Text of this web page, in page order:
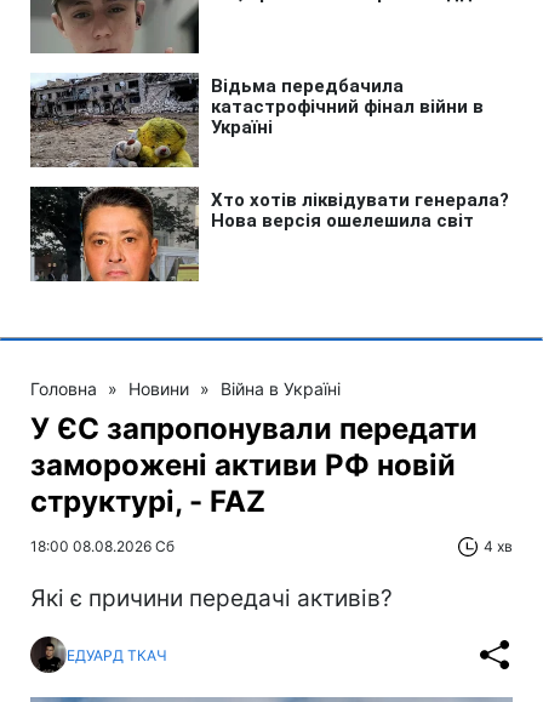
Головна » Новини » Війна в Україні
У ЄС запропонували передати
заморожені активи РФ новій
структурі, - FAZ
18:00 08.08.2026 Сб 4 хв
Які є причини передачі активів?
ЕДУАРД ТКАЧ